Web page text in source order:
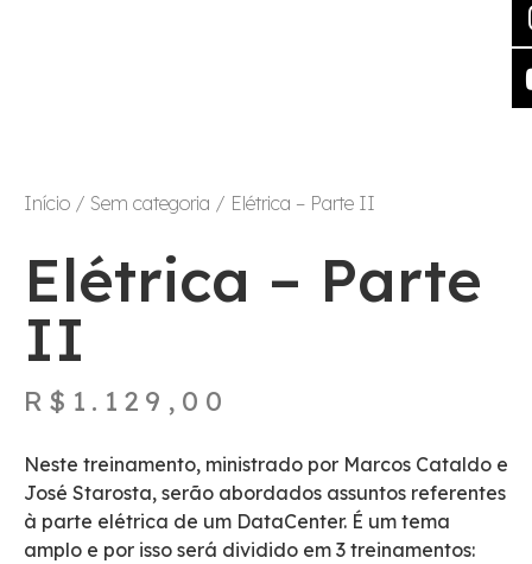
Início / Sem categoria / Elétrica – Parte II
Elétrica – Parte
II
R$ 1.129,00
Neste treinamento, ministrado por Marcos Cataldo e
José Starosta, serão abordados assuntos referentes
à parte elétrica de um DataCenter. É um tema
amplo e por isso será dividido em 3 treinamentos: